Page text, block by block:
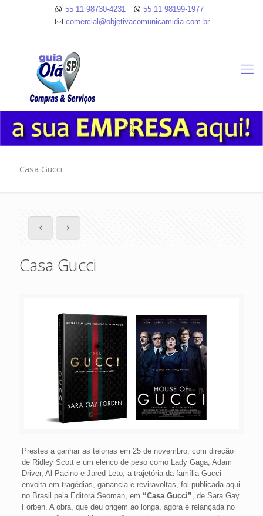
55 11 98730-4231
55 11 98199-1977
comercial@objetivacomunicamidia.com.br
Casa Gucci
Casa Gucci
Prestes a ganhar as telonas em 25 de novembro, com direção
de Ridley Scott e um elenco de peso como Lady Gaga, Adam
Driver, Al Pacino e Jared Leto, a trajetória da família Gucci
envolta em tragédias, ganancia e reviravoltas, foi publicada aqui
no Brasil pela Editora Seoman, em “Casa Gucci” , de Sara Gay
Forben. A obra, que deu origem ao longa, agora é relançada no